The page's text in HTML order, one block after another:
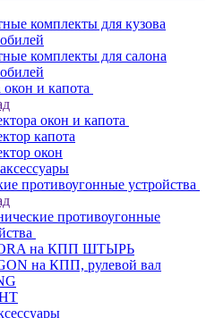
комплекты для кузова
комплекты для салона
и капота
окон и капота
капота
окон
противоугонные устройства
противоугонные
на КПП ШТЫРЬ
на КПП, рулевой вал